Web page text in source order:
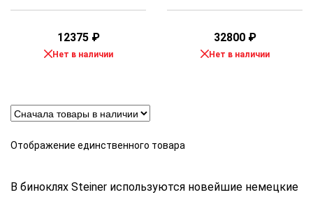
12375 ₽
Нет в наличии
32800 ₽
Нет в наличии
Отображение единственного товара
В биноклях Steiner используются новейшие немецкие